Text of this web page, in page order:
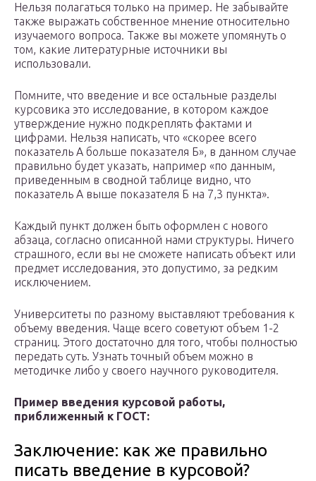
Нельзя полагаться только на пример. Не забывайте
также выражать собственное мнение относительно
изучаемого вопроса. Также вы можете упомянуть о
том, какие литературные источники вы
использовали.
Помните, что введение и все остальные разделы
курсовика это исследование, в котором каждое
утверждение нужно подкреплять фактами и
цифрами. Нельзя написать, что «скорее всего
показатель А больше показателя Б», в данном случае
правильно будет указать, например «по данным,
приведенным в сводной таблице видно, что
показатель А выше показателя Б на 7,3 пункта».
Каждый пункт должен быть оформлен с нового
абзаца, согласно описанной нами структуры. Ничего
страшного, если вы не сможете написать объект или
предмет исследования, это допустимо, за редким
исключением.
Университеты по разному выставляют требования к
объему введения. Чаще всего советуют объем 1-2
страниц. Этого достаточно для того, чтобы полностью
передать суть. Узнать точный объем можно в
методичке либо у своего научного руководителя.
Пример введения курсовой работы,
приближенный к ГОСТ:
Заключение: как же правильно
писать введение в курсовой?